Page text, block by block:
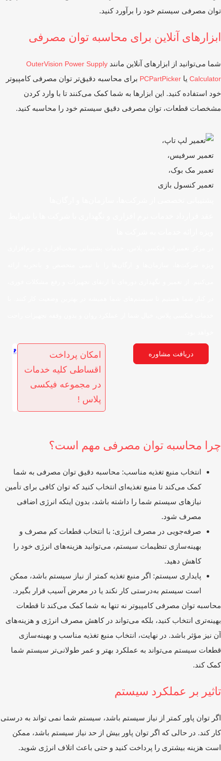
مصرفی سیستم خود را برآورد کنید.
آنلاین برای محاسبه توان مصرفی
می‌توانید از ابزارهای آنلاین مانندOuterVision Power Supply
یاPCPartPickerبرای محاسبه دقیق‌تر توان مصرفی کامپیوتر
استفاده کنید. این ابزارها به شما کمک می‌کنند تا با وارد کردن
قطعات، توان مصرفی دقیق سیستم خود را محاسبه کنید.
دریافت مشاوره
امکان پرداخت
اقساطی کلیه خدمات
در مجموعه فیکسی
پلاس !
محاسبه توان مصرفی مهم است؟
انتخاب منبع تغذیه مناسب: محاسبه دقیق توان مصرفی به شما
کمک می‌کند تا منبع تغذیه‌ای انتخاب کنید که توان کافی برای تأمین
نیازهای سیستم شما را داشته باشد، بدون اینکه انرژی اضافی
مصرف شود.
صرفه‌جویی در مصرف انرژی: با انتخاب قطعات کم مصرف و
بهینه‌سازی تنظیمات سیستم، می‌توانید هزینه‌های انرژی خود را
کاهش دهید.
پایداری سیستم: اگر منبع تغذیه کمتر از نیاز سیستم باشد، ممکن
است سیستم به‌درستی کار نکند یا در معرض آسیب قرار بگیرد.
توان مصرفی کامپیوتر نه تنها به شما کمک می‌کند تا قطعات
انتخاب کنید، بلکه می‌تواند در کاهش مصرف انرژی و هزینه‌های
نیز مؤثر باشد. در نهایت، انتخاب منبع تغذیه مناسب و بهینه‌سازی
سیستم می‌تواند به عملکرد بهتر و عمر طولانی‌تر سیستم شما
کند.
بر عملکرد سیستم
توان پاور کمتر از نیاز سیستم باشد، سیستم شما نمی ‌تواند به درستی
کند. در حالی که اگر توان پاور بیش از حد نیاز سیستم باشد، ممکن
هزینه بیشتری را پرداخت کنید و حتی باعث اتلاف انرژی شوید.